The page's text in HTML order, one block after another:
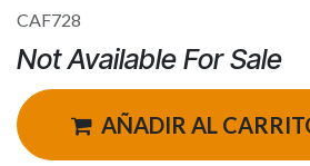
CAF728
Not Available For Sale
AÑADIR AL